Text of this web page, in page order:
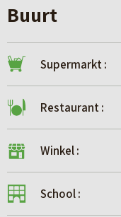
Buurt
Supermarkt :
Restaurant :
Winkel :
School :